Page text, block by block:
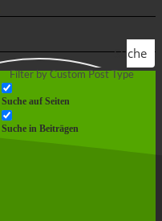
Suche
Filter by Custom Post Type
Suche auf Seiten
Suche in Beiträgen